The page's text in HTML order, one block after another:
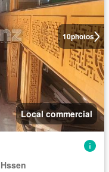
10photos
Local commercial